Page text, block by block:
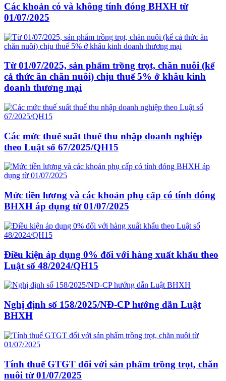
Các khoản có và không tính đóng BHXH từ
01/07/2025
Từ 01/07/2025, sản phẩm trồng trọt, chăn nuôi (kể
cả thức ăn chăn nuôi) chịu thuế 5% ở khâu kinh
doanh thương mại
Các mức thuế suất thuế thu nhập doanh nghiệp
theo Luật số 67/2025/QH15
Mức tiền lương và các khoản phụ cấp có tính đóng
BHXH áp dụng từ 01/07/2025
Điều kiện áp dụng 0% đối với hàng xuất khẩu theo
Luật số 48/2024/QH15
Nghị định số 158/2025/NĐ-CP hướng dẫn Luật
BHXH
Tính thuế GTGT đối với sản phẩm trồng trọt, chăn
nuôi từ 01/07/2025